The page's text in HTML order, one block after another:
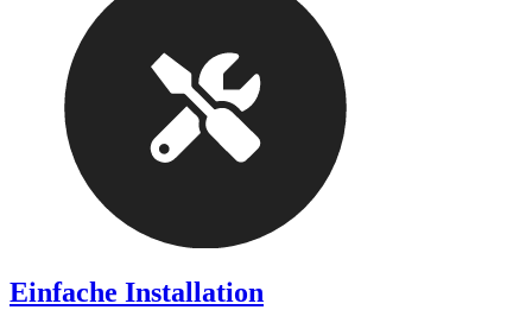
Einfache Installation